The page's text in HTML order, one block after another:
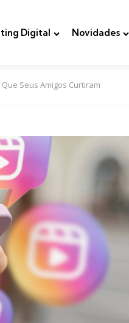
Digital Novidades
Seus Amigos Curtiram